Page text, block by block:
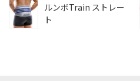
ルンボTrain ストレー
ト